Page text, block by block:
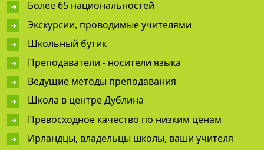
Более 65 национальностей
Экскурсии, проводимые учителями
Школьный бутик
Преподаватели - носители языка
Ведущие методы преподавания
Школа в центре Дублина
Превосходное качество по низким ценам
Ирландцы, владельцы школы, ваши учителя